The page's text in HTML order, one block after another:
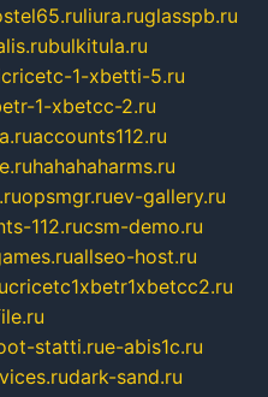
liura.ruglasspb.ru
bulkitula.ru
1-xbetti-5.ru
1-xbetcc-2.ru
accounts112.ru
hahahaharms.ru
opsmgr.ruev-gallery.ru
112.rucsm-demo.ru
allseo-host.ru
cricetc1xbetr1xbetcc2.ru
statti.rue-abis1c.ru
dark-sand.ru